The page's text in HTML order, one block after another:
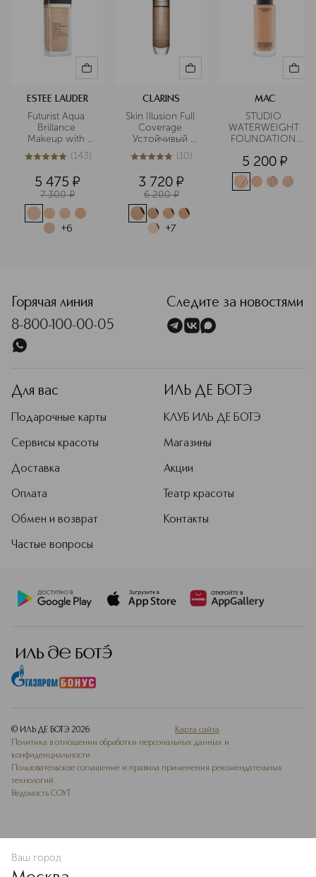
ESTEE LAUDER
Futurist Aqua
Brillance
Makeup with
Intense Moisture
Infusion SPF20
крем,
придающий
сияние SPF20
5из 5143 (143)
5 475 ¤
7 300 ¤
+6
CLARINS
Skin Illusion Full
Coverage
Устойчивый
тональный крем
с матовым
5из 510 (10)
3 720 ¤
6 200 ¤
+7
MAC
STUDIO
WATERWEIGHT
FOUNDATION
основа SPF30
5 200 ¤
Горячая линия
8-800-100-00-05
Следите за новостями
Для вас
Подарочные карты
Сервисы красоты
Доставка
Оплата
Обмен и возврат
Частые вопросы
ИЛЬ ДЕ БОТЭ
КЛУБ ИЛЬ ДЕ БОТЭ
Магазины
Акции
Театр красоты
Контакты
© ИЛЬ ДЕ БОТЭ 2026
Карта сайта
Политика в отношении обработки персональных данных и
конфиденциальности
Пользовательское соглашение и правила применения рекомендательных
технологий
Ведомость СОУТ
Ваш город